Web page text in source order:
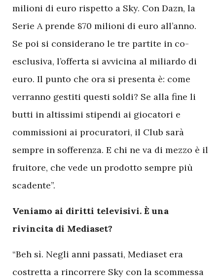
milioni di euro rispetto a Sky. Con Dazn, la
Serie A prende 870 milioni di euro all’anno.
Se poi si considerano le tre partite in co-
esclusiva, l’offerta si avvicina al miliardo di
euro. Il punto che ora si presenta è: come
verranno gestiti questi soldi? Se alla fine li
butti in altissimi stipendi ai giocatori e
commissioni ai procuratori, il Club sarà
sempre in sofferenza. E chi ne va di mezzo è il
fruitore, che vede un prodotto sempre più
scadente”.
Veniamo ai diritti televisivi. È una
rivincita di Mediaset?
“Beh sì. Negli anni passati, Mediaset era
costretta a rincorrere Sky con la scommessa